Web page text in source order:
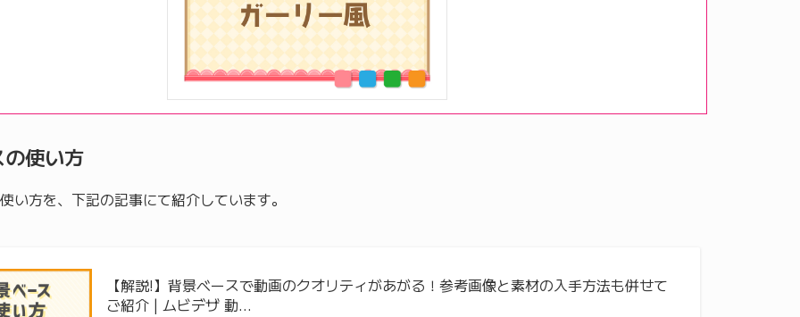
使い方
い方を、下記の記事にて紹介しています。
【解説!】背景ベースで動画のクオリティがあがる！参考画像と素材の入手方法も併せて
ご紹介 | ムビデザ 動…